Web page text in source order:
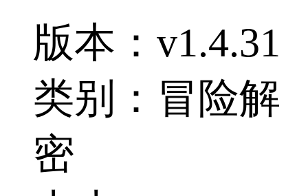
版本：v1.4.31
类别：冒险解
密